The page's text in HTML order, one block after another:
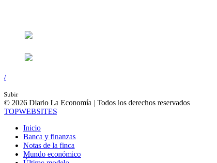
/
Subir
© 2026 Diario La Economía | Todos los derechos reservados
TOPWEBSITES
Inicio
Banca y finanzas
Notas de la finca
Mundo económico